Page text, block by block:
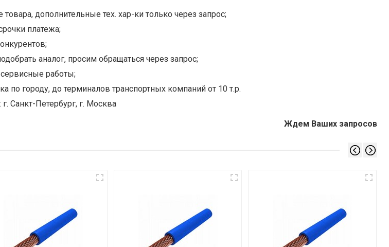
товара, дополнительные тех. хар-ки только через запрос;
платежа;
аналог, просим обращаться через запрос;
работы;
по городу, до терминалов транспортных компаний от 10 т.р.
г. Санкт-Петербург, г. Москва
Ждем Ваших запросов